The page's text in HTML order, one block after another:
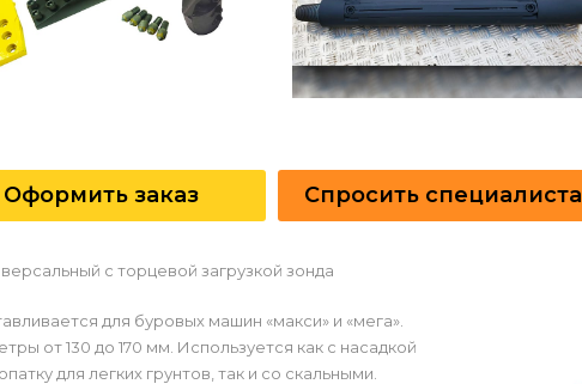
Оформить заказ Спросить специалиста
с торцевой загрузкой зонда
для буровых машин «макси» и «мега».
от 130 до 170 мм. Используется как с насадкой
для легких грунтов, так и со скальными.